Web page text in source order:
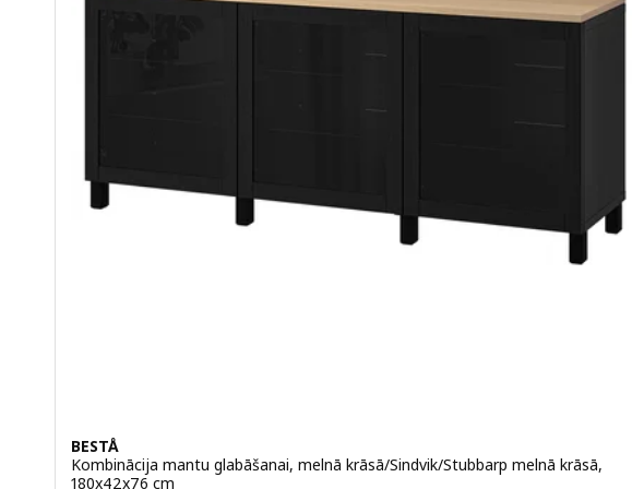
BESTÅ
Kombinācija mantu glabāšanai, melnā krāsā/Sindvik/Stubbarp melnā krāsā,
180x42x76 cm